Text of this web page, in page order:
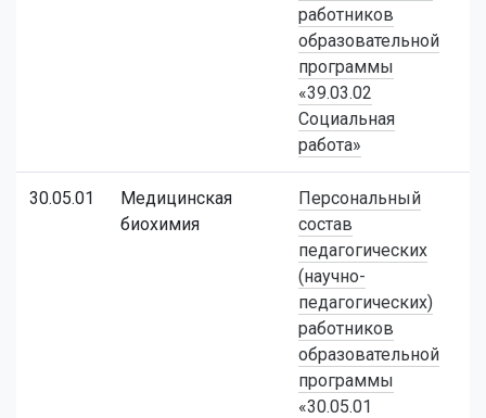
работников
образовательной
программы
«39.03.02
Социальная
работа»
30.05.01
Медицинская
биохимия
Персональный
состав
педагогических
(научно-
педагогических)
работников
образовательной
программы
«30.05.01